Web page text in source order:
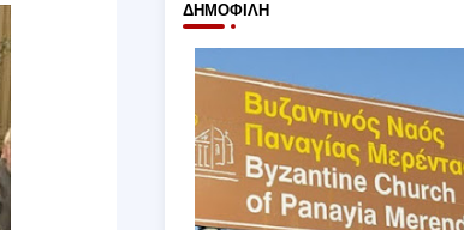
ΔΗΜΟΦΙΛΉ